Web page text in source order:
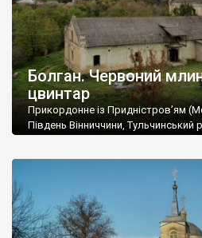
Болган. Червоний
цвинтар
Прикордонне із Придністров’ям
Південь Вінниччини, Тульчинський
старовинний цвинтар із кам’яними
збереглися, написані кирилицею,
мовою. За всіма традиційними
український. Хрести датуються 19
роках Болган […]